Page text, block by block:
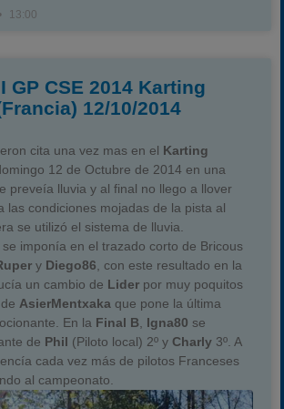
13:00
GP CSE 2014 Karting
12/10/2014
cita una vez mas en el Karting
12 de Octubre de 2014 en una
preveía lluvia y al final no llego a llover
las condiciones mojadas de la pista al
se utilizó el sistema de lluvia.
se imponía en el trazado corto de Bricous
y Diego86 , con este resultado en la
un cambio de Lider por muy poquitos
AsierMentxaka que pone la última
En la Final B Igna80se
de Phil (Piloto local) 2º yCharly 3º. A
cada vez más de pilotos Franceses
al campeonato.